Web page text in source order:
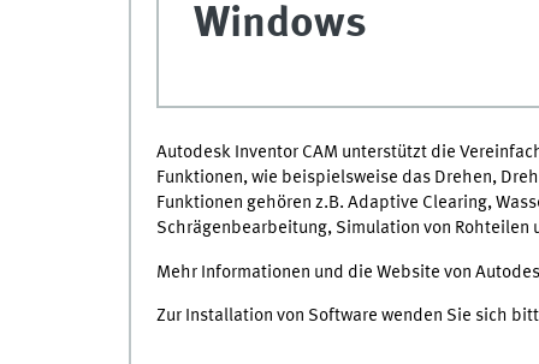
Windows
Autodesk Inventor CAM unterstützt die
Funktionen, wie beispielsweise das Drehen,
Funktionen gehören z.B. Adaptive Clearing,
Schrägenbearbeitung, Simulation von Rohteilen
Mehr Informationen und die Website von
Zur Installation von Software wenden Sie sich